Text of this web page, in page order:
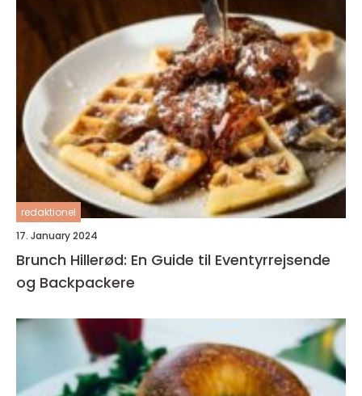
redaktionel
17. January 2024
Brunch Hillerød: En Guide til Eventyrrejsende
og Backpackere